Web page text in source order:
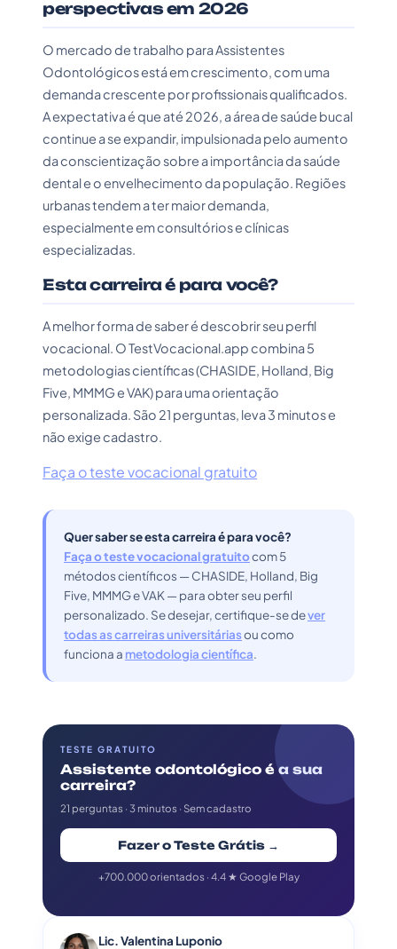
perspectivas em 2026
O mercado de trabalho para Assistentes
Odontológicos está em crescimento, com uma
demanda crescente por profissionais qualificados.
A expectativa é que até 2026, a área de saúde bucal
continue a se expandir, impulsionada pelo aumento
da conscientização sobre a importância da saúde
dental e o envelhecimento da população. Regiões
urbanas tendem a ter maior demanda,
especialmente em consultórios e clínicas
especializadas.
Esta carreira é para você?
A melhor forma de saber é descobrir seu perfil
vocacional. O TestVocacional.app combina 5
metodologias científicas (CHASIDE, Holland, Big
Five, MMMG e VAK) para uma orientação
personalizada. São 21 perguntas, leva 3 minutos e
não exige cadastro.
Faça o teste vocacional gratuito
Quer saber se esta carreira é para você?
Faça o teste vocacional gratuitocom 5
métodos científicos — CHASIDE, Holland, Big
Five, MMMG e VAK — para obter seu perfil
personalizado. Se desejar, certifique-se dever
todas as carreiras universitáriasou como
funciona a metodologia científica.
TESTE GRATUITO
Assistente odontológico é a sua
carreira?
21 perguntas · 3 minutos · Sem cadastro
Fazer o Teste Grátis →
+700.000 orientados · 4.4 ★ Google Play
Lic. Valentina Luponio